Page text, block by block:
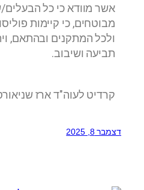
אשר מוודא כי כל הבעלים/
מבוטחים, כי קיימות
ולכל המתקנים ובהתאם,
תביעה ושיבוב.
קרדיט לעוה"ד ארז
דצמבר 8, 2025